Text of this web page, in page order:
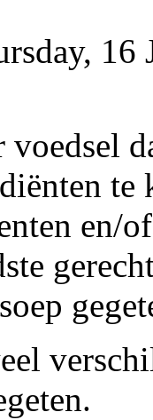
voedsel
te
en/